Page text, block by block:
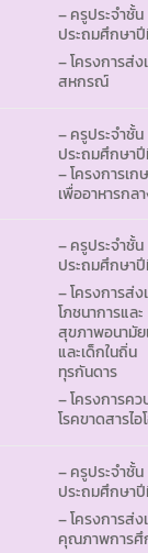
– ครูประจำชั้น
ประถมศึกษา
– โครงการส่ง
สหกรณ์
– ครูประจำชั้น
ประถมศึกษา
– โครงการเก
เพื่ออาหารกล
– ครูประจำชั้น
ประถมศึกษา
– โครงการส่ง
โภชนาการและ
สุขภาพอนามั
และเด็กในถิ่น
ทุรกันดาร
– โครงการค
โรคขาดสารไ
– ครูประจำชั้น
ประถมศึกษา
– โครงการส่ง
คุณภาพการศึ